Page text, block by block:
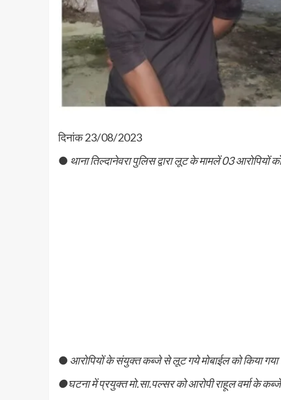
दिनांक 23/08/2023
● थाना तिल्दानेवरा पुलिस द्वारा लूट के मामलें 03 आरोपियों
● आरोपियों के संयुक्त कब्जे से लूट गये मोबाईल को किया गया
●घटना में प्रयुक्त मो.सा.पल्सर को आरोपी राहूल वर्मा के